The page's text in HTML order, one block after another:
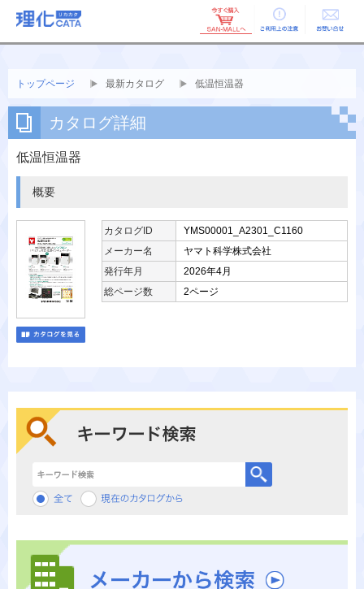
ご利用上の お問い合せ
トップページ 最新カタログ 低温恒温器
カタログ詳細
低温恒温器
概要
カタログID
YMS00001_A2301_C1160
メーカー名
ヤマト科学株式会社
発行年月
2026年4月
総ページ数
2ページ
キーワード検索